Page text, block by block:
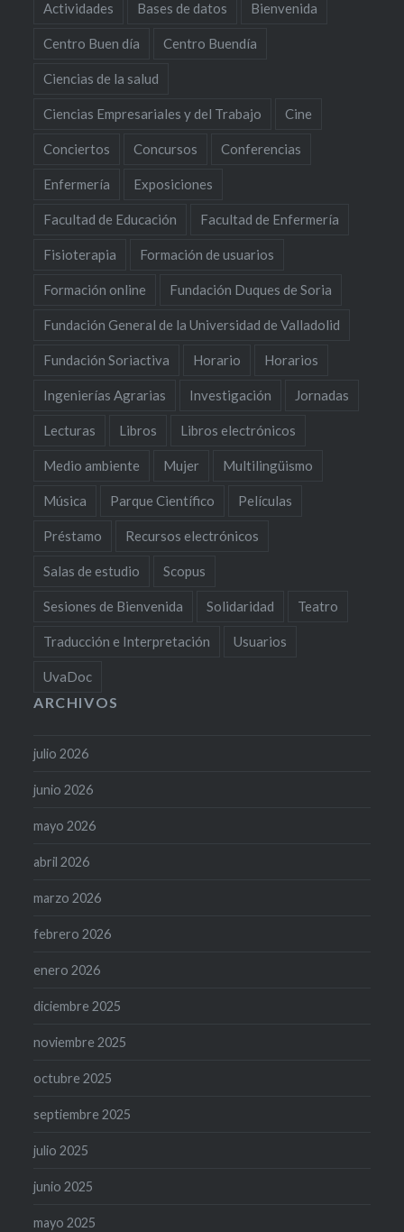
Actividades Bases de datos Bienvenida
Centro Buen día Centro Buendía
Ciencias de la salud
Ciencias Empresariales y del Trabajo Cine
Conciertos Concursos Conferencias
Enfermería Exposiciones
Facultad de Educación Facultad de Enfermería
Fisioterapia Formación de usuarios
Formación online Fundación Duques de Soria
Fundación General de la Universidad de Valladolid
Fundación Soriactiva Horario Horarios
Ingenierías Agrarias Investigación Jornadas
Lecturas Libros Libros electrónicos
Medio ambiente Mujer Multilingüismo
Música Parque Científico Películas
Préstamo Recursos electrónicos
Salas de estudio Scopus
Sesiones de Bienvenida Solidaridad Teatro
Traducción e Interpretación Usuarios
UvaDoc
ARCHIVOS
julio 2026
junio 2026
mayo 2026
abril 2026
marzo 2026
febrero 2026
enero 2026
diciembre 2025
noviembre 2025
octubre 2025
septiembre 2025
julio 2025
junio 2025
mayo 2025